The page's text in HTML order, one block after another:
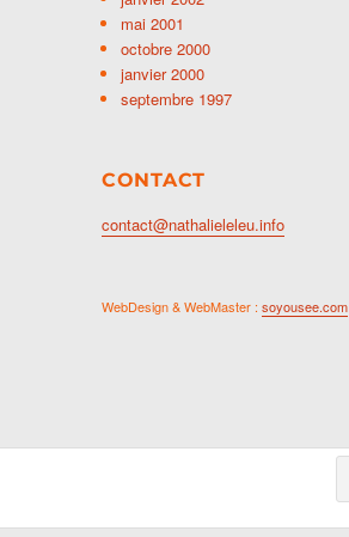
mai 2001
octobre 2000
janvier 2000
septembre 1997
CONTACT
contact@nathalieleleu.info
WebDesign & WebMaster : soyousee.com